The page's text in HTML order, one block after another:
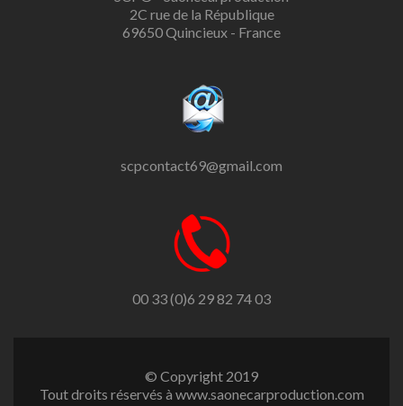
2C rue de la République
69650 Quincieux - France
scpcontact69@gmail.com
00 33 (0)6 29 82 74 03
© Copyright 2019
Tout droits réservés à www.saonecarproduction.com